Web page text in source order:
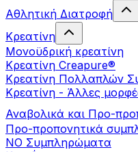
Αθλητική Διατροφή
Κρεατίνη
Μονοϋδρική κρεατίνη
Κρεατίνη Creapure®
Κρεατίνη Πολλαπλών
Κρεατίνη - Άλλες
Αναβολικά και Προ-
Προ-προπονητικά
ΝΟ Συμπληρώματα